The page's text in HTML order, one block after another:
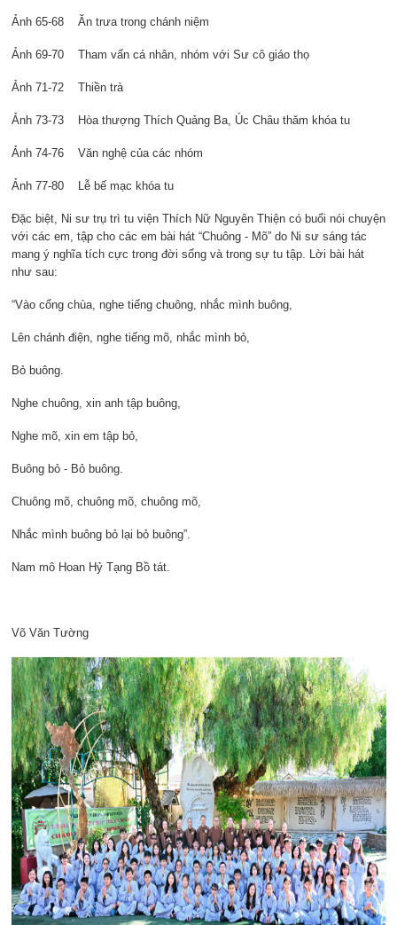
Ảnh 65-68 Ăn trưa trong chánh niệm
Ảnh 69-70 Tham vấn cá nhân, nhóm với Sư cô giáo thọ
Ảnh 71-72 Thiền trà
Ảnh 73-73 Hòa thượng Thích Quảng Ba, Úc Châu thăm khóa tu
Ảnh 74-76 Văn nghệ của các nhóm
Ảnh 77-80 Lễ bế mạc khóa tu
Đặc biệt, Ni sư trụ trì tu viện Thích Nữ Nguyên Thiện có buổi nói chuyện
với các em, tập cho các em bài hát “Chuông - Mõ” do Ni sư sáng tác
mang ý nghĩa tích cực trong đời sống và trong sự tu tập. Lời bài hát
như sau:
“Vào cổng chùa, nghe tiếng chuông, nhắc mình buông,
Lên chánh điện, nghe tiếng mõ, nhắc mình bỏ,
Bỏ buông.
Nghe chuông, xin anh tập buông,
Nghe mõ, xin em tập bỏ,
Buông bỏ - Bỏ buông.
Chuông mõ, chuông mõ, chuông mõ,
Nhắc mình buông bỏ lại bỏ buông”.
Nam mô Hoan Hỷ Tạng Bồ tát.
Võ Văn Tường